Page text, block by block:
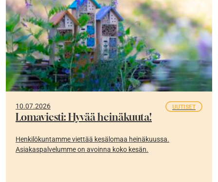
10.07.2026 UUTISET
Lomaviesti: Hyvää heinäkuuta!
Henkilökuntamme viettää kesälomaa heinäkuussa.
Asiakaspalvelumme on avoinna koko kesän.